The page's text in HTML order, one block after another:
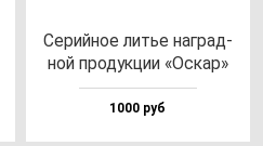
Серий­ное литье наг­рад­
ной про­дук­ции «Оскар»
1000 руб